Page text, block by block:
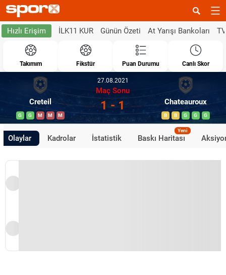
Hızlı Erişim İLK11 KUR Günün Özeti At Yarışı Bankoları
Takımım Fikstür Puan Durumu Canlı Skor
Creteil
G G M M M
27.08.2021
Maç Sonu
1 - 1 Chateauroux
B B G G G
Olaylar Kadrolar İstatistik Baskı Haritası
Yeni